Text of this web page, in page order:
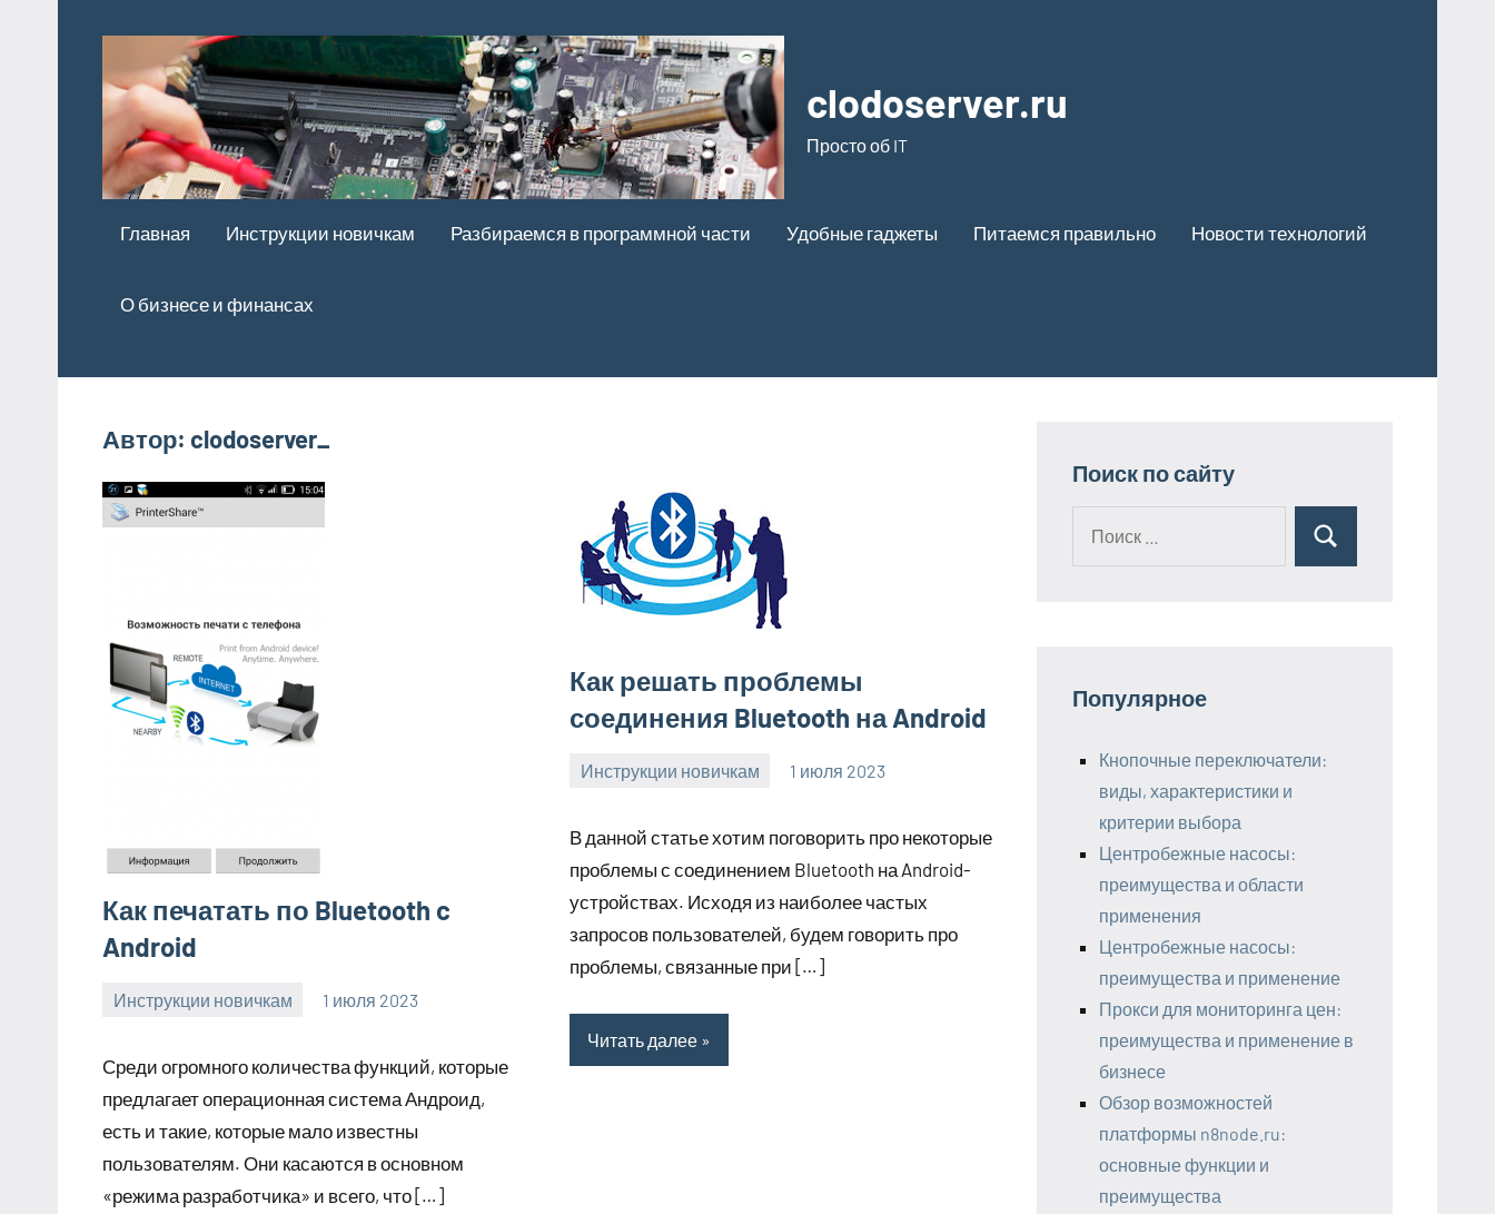
содержимому
clodoserver.ru
Просто об IT
Главная Инструкции новичкам Разбираемся в программной части Удобные гаджеты Питаемся правильно Новости технологий
О бизнесе и финансах
Автор: clodoserver_
Как печатать по Bluetooth c
Android
Инструкции новичкам 1 июля 2023
clodoserver_
Среди огромного количества функций, которые
предлагает операционная система Андроид,
есть и такие, которые мало известны
пользователям. Они касаются в основном
«режима разработчика» и всего, что […]
Как решать проблемы
соединения Bluetooth на Android
Инструкции новичкам 1 июля 2023
clodoserver_
В данной статье хотим поговорить про некоторые
проблемы с соединением Bluetooth на Android-
устройствах. Исходя из наиболее частых
запросов пользователей, будем говорить про
проблемы, связанные при […]
Читать далее
Поиск по сайту
Поиск
Популярное
Кнопочные переключатели:
виды, характеристики и
критерии выбора
Центробежные насосы:
преимущества и области
применения
Центробежные насосы:
преимущества и применение
Прокси для мониторинга цен:
преимущества и применение в
бизнесе
Обзор возможностей
платформы n8node.ru:
основные функции и
преимущества